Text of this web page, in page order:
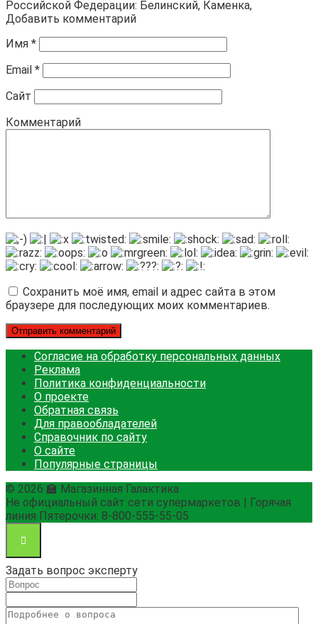
Российской Федерации: Белинский, Каменка,
Добавить комментарий
Имя *
Email *
Сайт
Комментарий
Сохранить моё имя, email и адрес сайта в этом
браузере для последующих моих комментариев.
Согласие на обработку персональных данных
Реклама
Политика конфиденциальности
О проекте
Обратная связь
Для правообладателей
Справочник по сайту
О сайте
Популярные страницы
© 2026 🏫 Магазинная Галактика
Не официальный сайт сети супермаркетов | Горячая
линия Пятерочки: 8-800-555-55-05
Задать вопрос эксперту